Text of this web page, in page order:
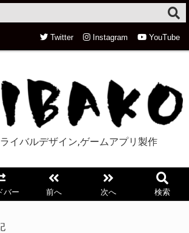
イバルデザイン,ゲームアプリ製作
バー 前へ 次へ 検索
Twitter Instagram YouTube